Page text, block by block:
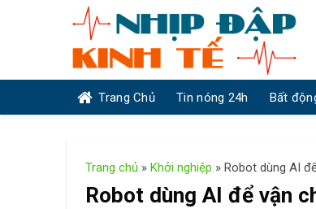
Trang Chủ Tin nóng 24h Bất
Trang chủ »Khởi nghiệp »Robot dùng AI
Robot dùng AI để vận